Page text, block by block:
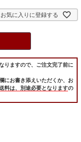
お気に入りに登録する
りますので、ご注文完了前に
にお書き添えいただくか、お
料は、別途必要となりますの